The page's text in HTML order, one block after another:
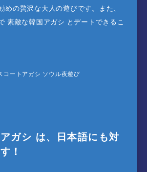
めの贅沢な大人の遊びです。また、
素敵な韓国アガシ とデートできるこ
コートアガシ ソウル夜遊び
ガシ は、日本語にも対
！